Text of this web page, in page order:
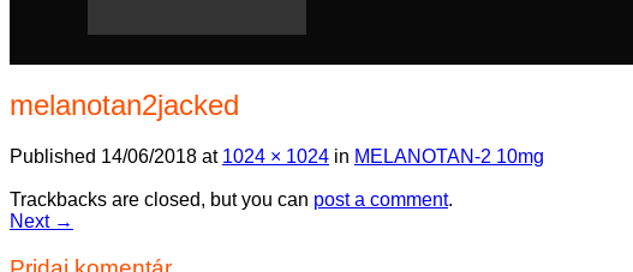
melanotan2jacked
Published 14/06/2018 at 1024 × 1024 in MELANOTAN-2 10mg
Trackbacks are closed, but you can post a comment.
Next →